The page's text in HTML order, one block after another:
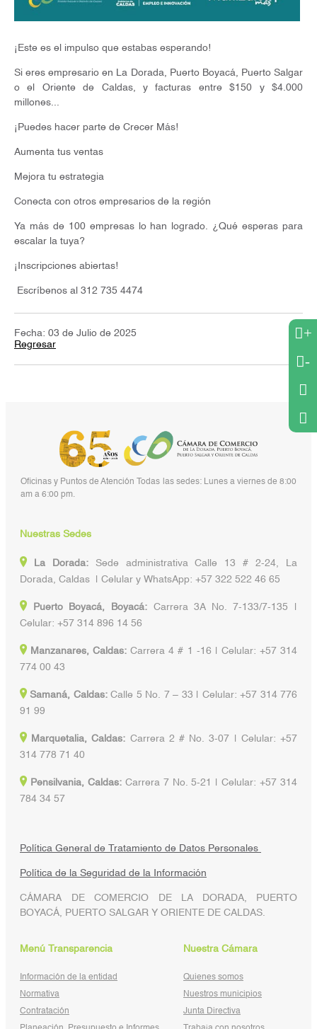
¡Este es el impulso que estabas esperando!
Si eres empresario en La Dorada, Puerto Boyacá, Puerto Salgar
o el Oriente de Caldas, y facturas entre $150 y $4.000
millones...
¡Puedes hacer parte de Crecer Más!
Aumenta tus ventas
Mejora tu estrategia
Conecta con otros empresarios de la región
Ya más de 100 empresas lo han logrado. ¿Qué esperas para
escalar la tuya?
¡Inscripciones abiertas!
Escríbenos al 312 735 4474
Fecha: 03 de Julio de 2025
Regresar
+
-
Oficinas y Puntos de Atención Todas las sedes: Lunes a viernes de 8:00
am a 6:00 pm.
Nuestras Sedes
La Dorada:Sede administrativa Calle 13 # 2-24, La
Dorada, Caldas | Celular y WhatsApp: +57 322 522 46 65
Puerto Boyacá, Boyacá:Carrera 3A No. 7-133/7-135 |
Celular: +57 314 896 14 56
Manzanares, Caldas: Carrera 4 # 1 -16 | Celular: +57 314
774 00 43
Samaná, Caldas:Calle 5 No. 7 – 33 | Celular: +57 314 776
91 99
Marquetalia, Caldas: Carrera 2 # No. 3-07 | Celular: +57
314 778 71 40
Pensilvania, Caldas:Carrera 7 No. 5-21 | Celular: +57 314
784 34 57
Política General de Tratamiento de Datos Personales
Política de la Seguridad de la Información
CÁMARA DE COMERCIO DE LA DORADA, PUERTO
BOYACÁ, PUERTO SALGAR Y ORIENTE DE CALDAS.
Menú Transparencia
Información de la entidad
Normativa
Contratación
Nuestra Cámara
Quienes somos
Nuestros municipios
Junta Directiva